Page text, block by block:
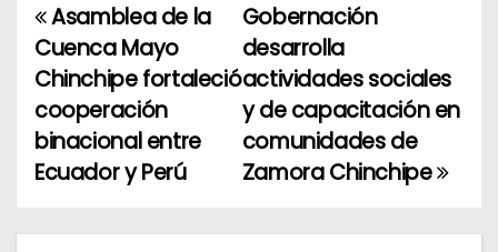
N
a
v
e
Gobernación
desarrolla
actividades sociales
y de capacitación en
comunidades de
Zamora Chinchipe
Asamblea de la
Cuenca Mayo
Chinchipe fortaleció
cooperación
binacional entre
Ecuador y Perú